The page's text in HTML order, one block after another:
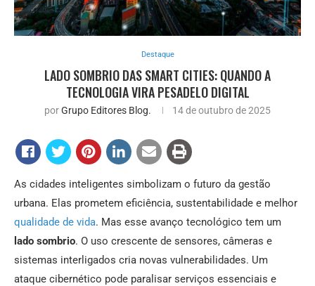
Destaque
LADO SOMBRIO DAS SMART CITIES: QUANDO A
TECNOLOGIA VIRA PESADELO DIGITAL
porGrupo Editores Blog. 14 de outubro de 2025
As cidades inteligentes simbolizam o futuro da gestão
urbana. Elas prometem eficiência, sustentabilidade e melhor
qualidade de vida. Mas esse avanço tecnológico tem um
lado sombrio. O uso crescente de sensores, câmeras e
sistemas interligados cria novas vulnerabilidades. Um
ataque cibernético pode paralisar serviços essenciais e